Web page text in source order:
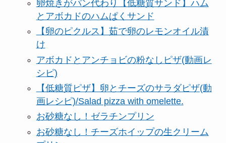
卵焼きがパン代わり【低糖質サンド】ハム
とアボカドのハムぱくサンド
【卵のピクルス】茹で卵のレモンオイル漬
け
アボカドとアンチョビの粉なしピザ(動画レ
シピ)
【低糖質ピザ】卵とチーズのサラダピザ(動
画レシピ)/Salad pizza with omelette.
お砂糖なし！ゼラチンプリン
お砂糖なし！チーズホイップの生クリーム